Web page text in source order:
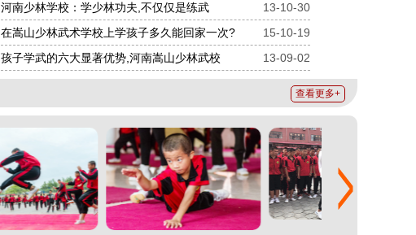
河南少林学校：学少林功夫,不仅仅是练武
13-10-30
在嵩山少林武术学校上学孩子多久能回家一次?
15-10-19
孩子学武的六大显著优势,河南嵩山少林武校 13-09-02
查看更多+